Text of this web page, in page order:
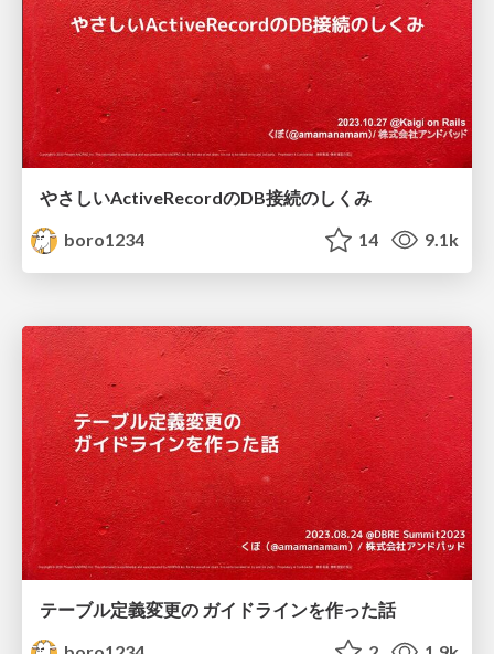
やさしいActiveRecordのDB接続のしくみ
boro1234
14 9.1k
テーブル定義変更の ガイドラインを作った話